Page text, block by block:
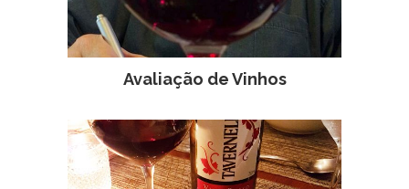
Avaliação de Vinhos